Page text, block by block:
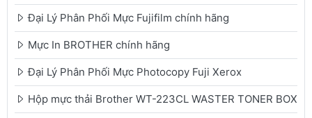
Đại Lý Phân Phối Mực Fujifilm chính hãng
Mực In BROTHER chính hãng
Đại Lý Phân Phối Mực Photocopy Fuji Xerox
Hộp mực thải Brother WT-223CL WASTER TONER BOX